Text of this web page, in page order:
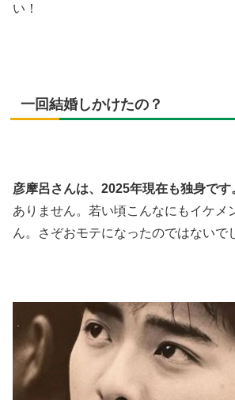
い！
一回結婚しかけたの？
彦摩呂さんは、2025年現在も独身です
ありません。若い頃こんなにもイケメ
ん。さぞおモテになったのではないで